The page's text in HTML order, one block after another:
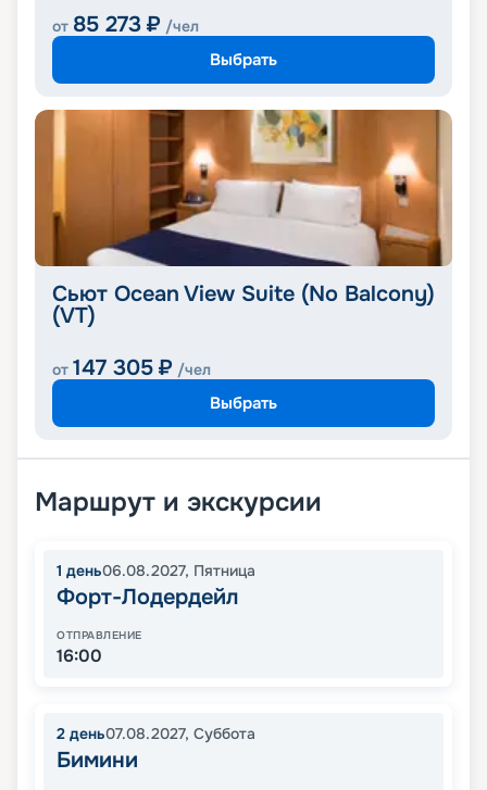
от 85 273 ₽ /чел
Выбрать
Сьют Ocean View Suite (No Balcony)
(VT)
от 147 305 ₽ /чел
Выбрать
Маршрут и экскурсии
1 день06.08.2027, Пятница
Форт-Лодердейл
ОТПРАВЛЕНИЕ
16:00
2 день07.08.2027, Суббота
Бимини